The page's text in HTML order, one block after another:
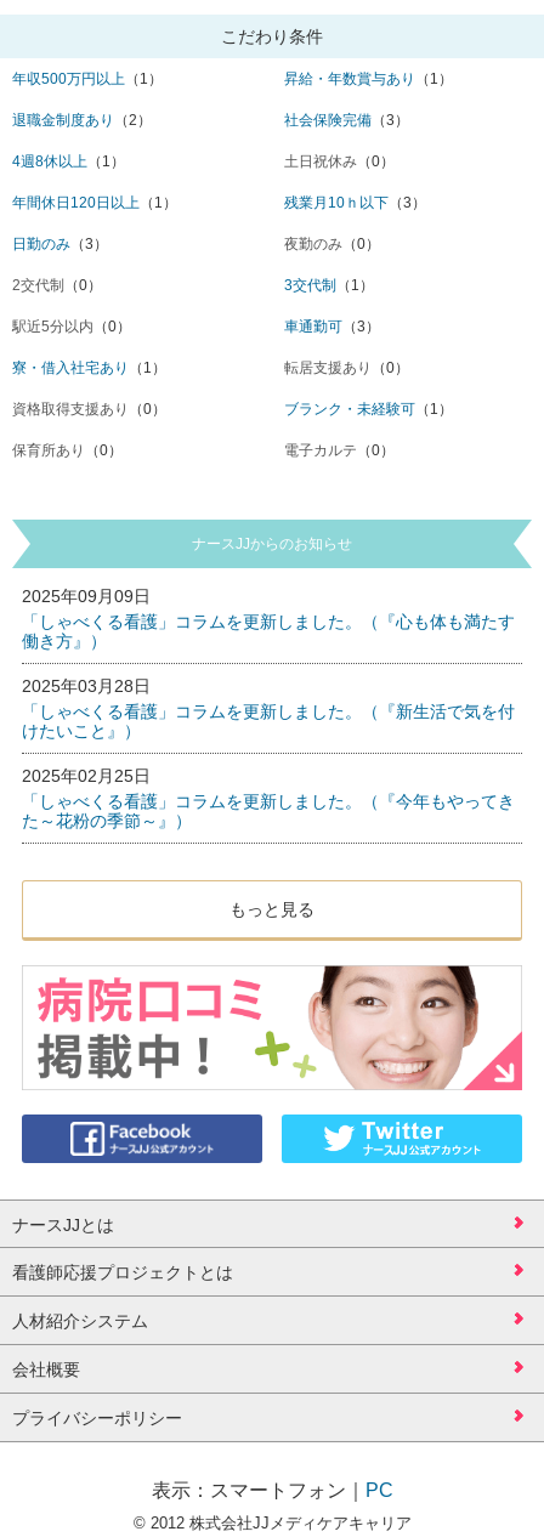
こだわり条件
年収500万円以上 （1） 昇給・年数賞与あり （1）
退職金制度あり （2） 社会保険完備 （3）
4週8休以上 （1） 土日祝休み （0）
年間休日120日以上 （1） 残業月10ｈ以下 （3）
日勤のみ （3） 夜勤のみ （0）
2交代制 （0） 3交代制 （1）
駅近5分以内 （0） 車通勤可 （3）
寮・借入社宅あり （1） 転居支援あり （0）
資格取得支援あり （0） ブランク・未経験可 （1）
保育所あり （0） 電子カルテ （0）
ナースJJからのお知らせ
2025年09月09日
「しゃべくる看護」コラムを更新しました。（『心も体も満たす
働き方』）
2025年03月28日
「しゃべくる看護」コラムを更新しました。（『新生活で気を付
けたいこと』）
2025年02月25日
「しゃべくる看護」コラムを更新しました。（『今年もやってき
た～花粉の季節～』）
もっと見る
ナースJJとは
看護師応援プロジェクトとは
人材紹介システム
会社概要
プライバシーポリシー
表示： スマートフォン PC
© 2012 株式会社JJメディケアキャリア